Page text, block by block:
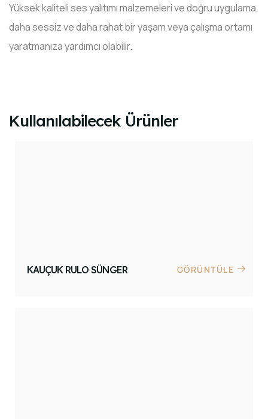
Yüksek kaliteli ses yalıtımı malzemeleri ve doğru uygulama,
daha sessiz ve daha rahat bir yaşam veya çalışma ortamı
yaratmanıza yardımcı olabilir.
Kullanılabilecek Ürünler
KAUÇUK RULO SÜNGER GÖRÜNTÜLE